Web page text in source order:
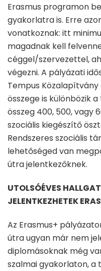
Erasmus programon
gyakorlatra is. Erre
vonatkoznak: itt
magadnak kell
céggel/szervezettel,
végezni. A pályázati
Tempus
összege is különbözik
összeg 400, 500, vagy
szociális kiegészítő
Rendszeres szociális
lehetőséged van
útra jelentkezőknek.
UTOLSÓÉVES
JELENTKEZHETEK
Az Erasmus+
útra ugyan már nem
diplomásoknak még
szalmai gyakorlaton, a